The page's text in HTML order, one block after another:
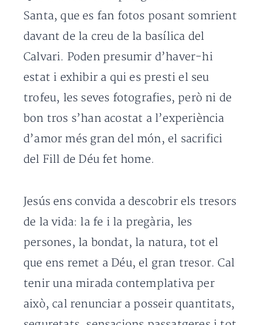
Santa, que es fan fotos posant somrient
davant de la creu de la basílica del
Calvari. Poden presumir d’haver-hi
estat i exhibir a qui es presti el seu
trofeu, les seves fotografies, però ni de
bon tros s’han acostat a l’experiència
d’amor més gran del món, el sacrifici
del Fill de Déu fet home.
Jesús ens convida a descobrir els tresors
de la vida: la fe i la pregària, les
persones, la bondat, la natura, tot el
que ens remet a Déu, el gran tresor. Cal
tenir una mirada contemplativa per
això, cal renunciar a posseir quantitats,